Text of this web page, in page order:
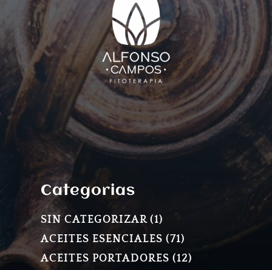
Categorias
SIN CATEGORIZAR 11
PRODUCTO
ACEITES ESENCIALES 7171
PRODUCTOS
ACEITES PORTADORES 1212